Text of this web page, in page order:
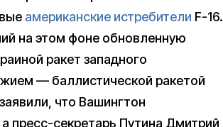
американские истребители F-16.
на этом фоне обновленную
ракет западного
— баллистической ракетой
что Вашингтон
пресс-секретарь Путина Дмитрий